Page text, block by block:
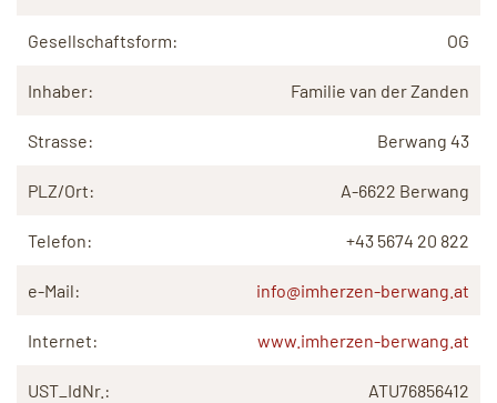
Gesellschaftsform: OG
Inhaber: Familie van der Zanden
Strasse: Berwang 43
PLZ/Ort: A-6622 Berwang
Telefon: +43 5674 20 822
e-Mail: info@imherzen-berwang.at
Internet: www.imherzen-berwang.at
UST_IdNr.: ATU76856412